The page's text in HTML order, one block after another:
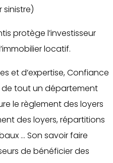
sinistre)
protège l’investisseur
locatif.
et d’expertise, Confiance
de tout un département
le règlement des loyers
des loyers, répartitions
… Son savoir faire
de bénéficier des